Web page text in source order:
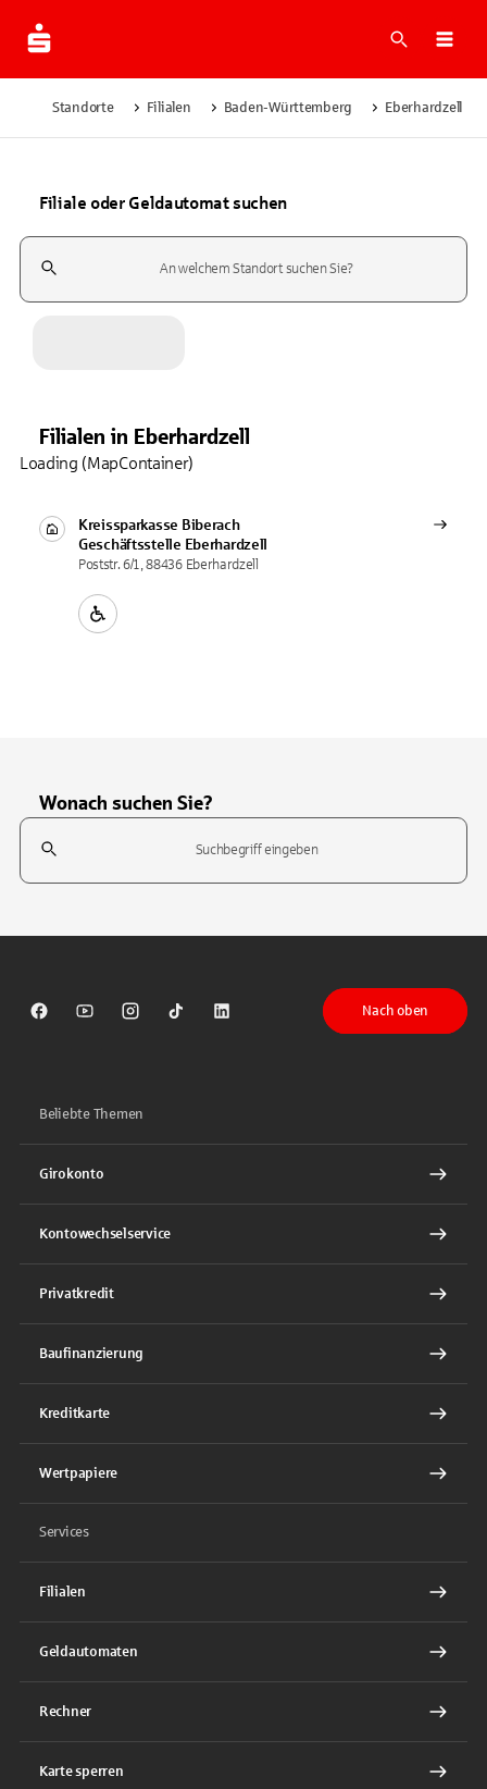
Suche
Standorte Filialen Baden-Württemberg Eberhardzell
Filiale oder Geldautomat suchen
Suchfeld
Filialen in Eberhardzell
Kreissparkasse Biberach
Geschäftsstelle Eberhardzell
Poststr. 6/1, 88436 Eberhardzell
Loading (MapContainer)
Wonach suchen Sie?
Suchfeld
Sparkasse auf Facebook
Sparkasse auf Youtube
Sparkasse auf Instagram
Sparkasse auf TikTok
Sparkasse auf LinkedIn
Nach oben
Beliebte Themen
Girokonto
Kontowechselservice
Privatkredit
Baufinanzierung
Kreditkarte
Wertpapiere
Services
Filialen
Geldautomaten
Rechner
Karte sperren